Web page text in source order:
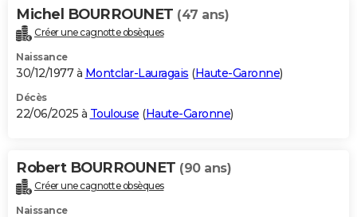
Alimentation
Guide de la santé
Maladies
Médicaments
Sommeil
VOYAGE
Destinations
City break
Voyage nature
Voyage de noces
Forum
Climat
+PHOTO
GUIDES D'ACHAT
BONS PLANS
Carte de Noël
Carte Bonne année
Carte Saint-Valentin
Carte Pâques
Carte d'anniversaire
DICTIONNAIRE
Dictionnaire
Biographies
Citations
Expressions
Proverbes
PROGRAMME TV
Michel BOURROUNET (47 ans)
Créer une cagnotte obsèques
Naissance
30/12/1977 à Montclar-Lauragais (Haute-Garonne)
Décès
22/06/2025 à Toulouse (Haute-Garonne)
Robert BOURROUNET (90 ans)
Créer une cagnotte obsèques
Naissance